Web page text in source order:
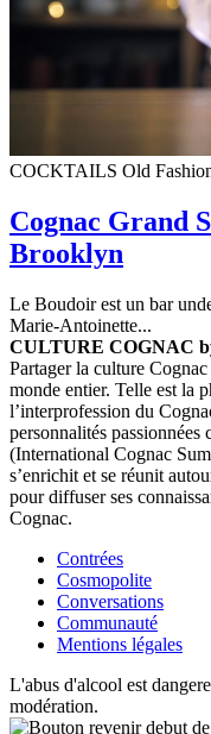
COCKTAILS Old
Cognac Grand
Brooklyn
Le Boudoir est un bar
Marie-Antoinette...
CULTURE COGNAC
Partager la culture
monde entier. Telle est la
l’interprofession du
personnalités
(International Cognac
s’enrichit et se réunit
pour diffuser ses
Cognac.
Contrées
Cosmopolite
Conversations
Communauté
Mentions légales
L'abus d'alcool est
modération.